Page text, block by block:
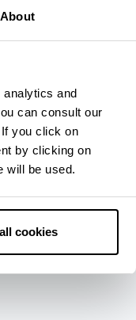
About
and
can consult our
you click on
by clicking on
will be used.
cookies